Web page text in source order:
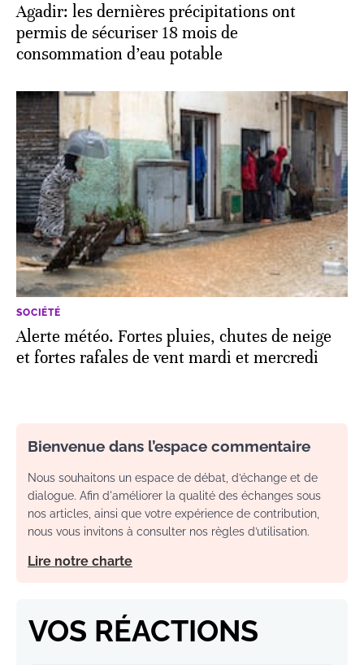
Agadir: les dernières précipitations ont
permis de sécuriser 18 mois de
consommation d’eau potable
SOCIÉTÉ
Alerte météo. Fortes pluies, chutes de neige
et fortes rafales de vent mardi et mercredi
Bienvenue dans l’espace commentaire
Nous souhaitons un espace de débat, d’échange et de
dialogue. Afin d'améliorer la qualité des échanges sous
nos articles, ainsi que votre expérience de contribution,
nous vous invitons à consulter nos règles d’utilisation.
Lire notre charte
VOS RÉACTIONS